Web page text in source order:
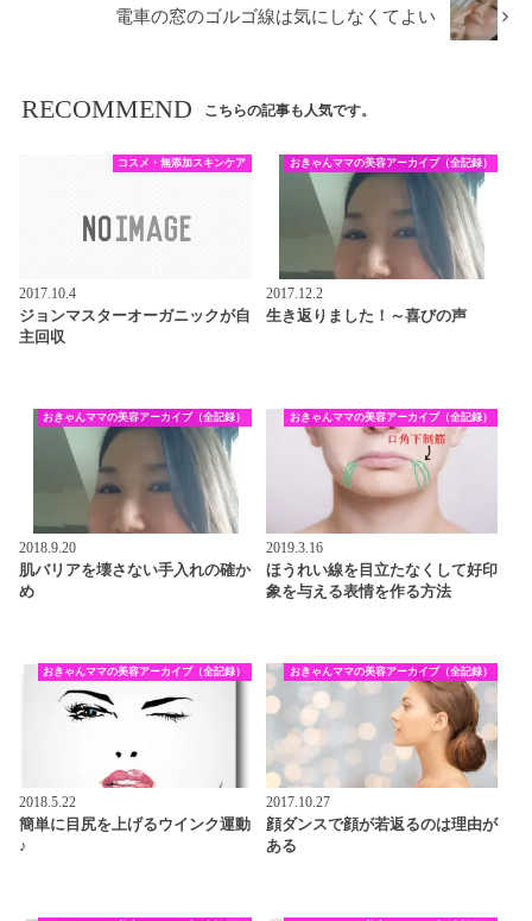
電車の窓のゴルゴ線は気にしなくてよい
RECOMMEND こちらの記事も人気です。
コスメ・無添加スキンケア
2017.10.4
ジョンマスターオーガニックが自
主回収
おきゃんママの美容アーカイブ（全記録）
2017.12.2
生き返りました！～喜びの声
おきゃんママの美容アーカイブ（全記録）
2018.9.20
肌バリアを壊さない手入れの確か
め
おきゃんママの美容アーカイブ（全記録）
2019.3.16
ほうれい線を目立たなくして好印
象を与える表情を作る方法
おきゃんママの美容アーカイブ（全記録）
2018.5.22
簡単に目尻を上げるウインク運動
♪
おきゃんママの美容アーカイブ（全記録）
2017.10.27
顔ダンスで顔が若返るのは理由が
ある